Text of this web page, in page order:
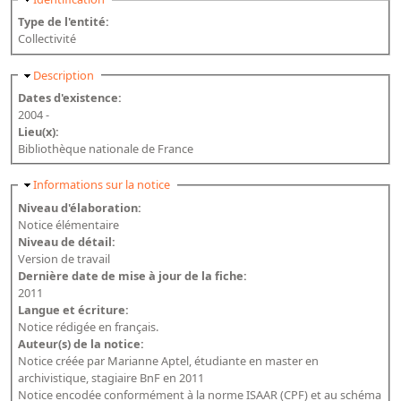
France
Dictionnaire de la BnF
Dictionnaire BnF : recherche avancée
Dictionnaire BnF : index
Dictionnaire des fonds spéciaux et des principales collections et
provenances
Recherche de fonds, collections et provenances
L'histoire de la BnF en objets
Explorer
Organigrammes de la bibliothèque
Rapports d'activité de la Bibliothèque
Répertoire
Type de l'entité:
Collectivité
Masquer
Description
Dates d'existence:
2004 -
Lieu(x):
Bibliothèque nationale de France
Masquer
Informations sur la notice
Niveau d'élaboration:
Notice élémentaire
Niveau de détail:
Version de travail
Dernière date de mise à jour de la fiche:
2011
Langue et écriture:
Notice rédigée en français.
Auteur(s) de la notice:
Notice créée par Marianne Aptel, étudiante en master en
archivistique, stagiaire BnF en 2011
Notice encodée conformément à la norme ISAAR (CPF) et au schéma